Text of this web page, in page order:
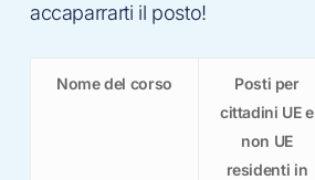
accaparrarti il posto!
Nome del corso
Posti per
cittadini UE e
non UE
residenti in